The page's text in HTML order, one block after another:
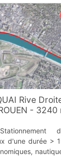
Rive
- 3240
d'une durée >